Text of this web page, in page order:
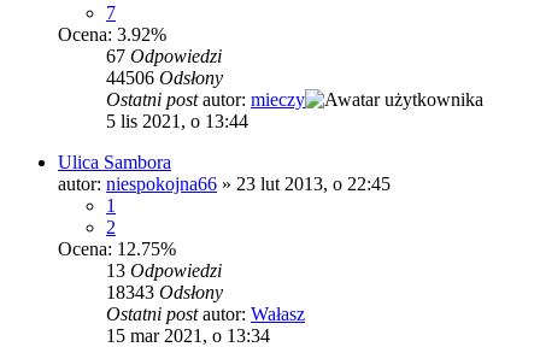
7
Ocena: 3.92%
67 Odpowiedzi
44506 Odsłony
Ostatni postautor: mieczy
5 lis 2021, o 13:44
Ulica Sambora
autor: niespokojna66 » 23 lut 2013, o 22:45
1
2
Ocena: 12.75%
13 Odpowiedzi
18343 Odsłony
Ostatni postautor: Wałasz
15 mar 2021, o 13:34